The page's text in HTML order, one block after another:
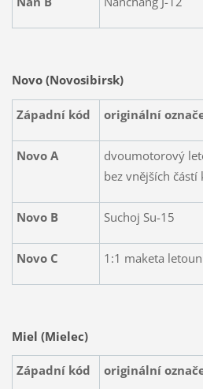
Novo (Novosibirsk)
Západní kód originální
Novo A
dvoumotorový
bez vnějších částí
Novo B Suchoj Su-15
Novo C 1:1 maketa
Miel (Mielec)
Západní kód originální